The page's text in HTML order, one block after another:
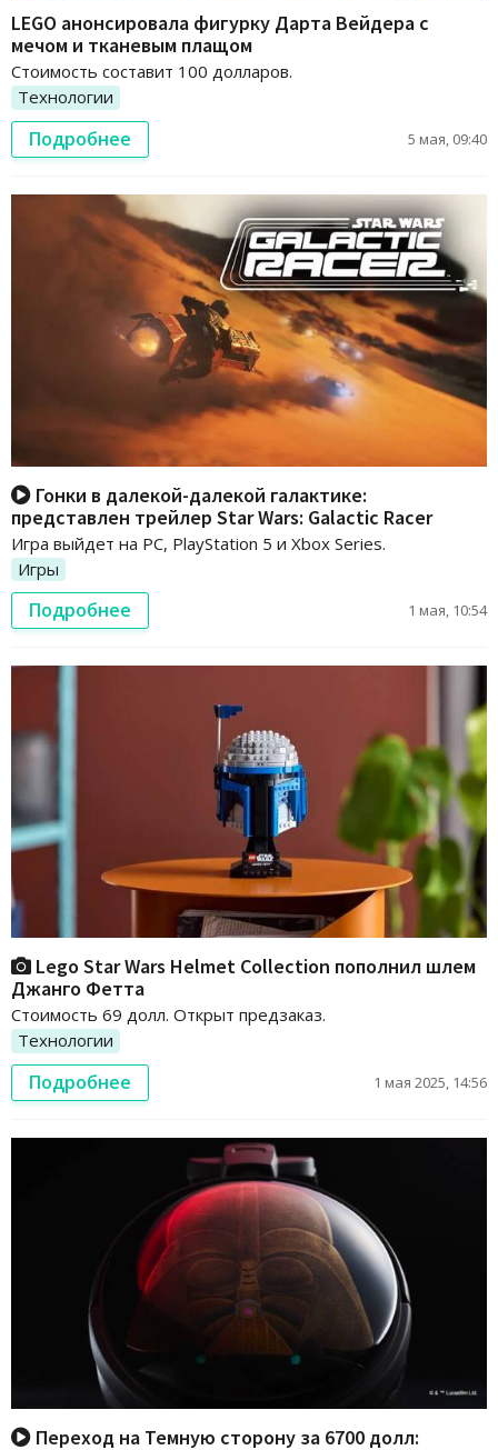
LEGO анонсировала фигурку Дарта Вейдера с
мечом и тканевым плащом
Стоимость составит 100 долларов.
Технологии
Подробнее 5 мая, 09:40
Гонки в далекой-далекой галактике:
представлен трейлер Star Wars: Galactic Racer
Игра выйдет на PC, PlayStation 5 и Xbox Series.
Игры
Подробнее 1 мая, 10:54
Lego Star Wars Helmet Collection пополнил шлем
Джанго Фетта
Стоимость 69 долл. Открыт предзаказ.
Технологии
Подробнее 1 мая 2025, 14:56
Переход на Темную сторону за 6700 долл: